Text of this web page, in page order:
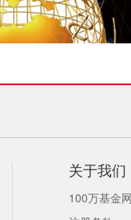
关于我们
100万基金网